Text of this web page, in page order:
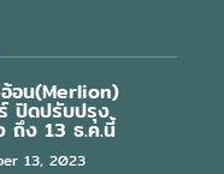
อ้อน(Merlion)
ปิดปรับปรุง
ถึง 13 ธ.ค.นี้
13, 2023